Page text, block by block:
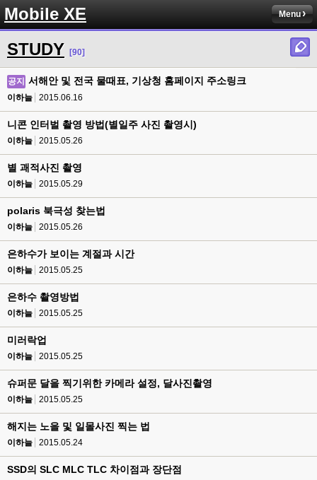
Mobile XE Menu
STUDY [90]
공지 서해안 및 전국 물때표, 기상청 홈페이지 주소링크
이하늘 2015.06.16
니콘 인터벌 촬영 방법(별일주 사진 촬영시)
이하늘 2015.05.26
별 괘적사진 촬영
이하늘 2015.05.29
polaris 북극성 찾는법
이하늘 2015.05.26
은하수가 보이는 계절과 시간
이하늘 2015.05.25
은하수 촬영방법
이하늘 2015.05.25
미러락업
이하늘 2015.05.25
슈퍼문 달을 찍기위한 카메라 설정, 달사진촬영
이하늘 2015.05.25
해지는 노을 및 일몰사진 찍는 법
이하늘 2015.05.24
SSD의 SLC MLC TLC 차이점과 장단점